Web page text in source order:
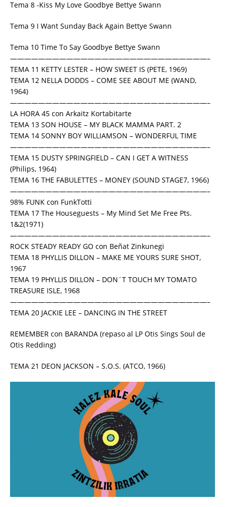
Tema 8 -Kiss My Love Goodbye Bettye Swann
Tema 9 I Want Sunday Back Again Bettye Swann
Tema 10 Time To Say Goodbye Bettye Swann
————————————————————————————–
TEMA 11 KETTY LESTER – HOW SWEET IS (PETE, 1969)
TEMA 12 NELLA DODDS – COME SEE ABOUT ME (WAND,
1964)
————————————————————————————–
LA HORA 45 con Arkaitz Kortabitarte
TEMA 13 SON HOUSE – MY BLACK MAMMA PART. 2
TEMA 14 SONNY BOY WILLIAMSON – WONDERFUL TIME
————————————————————————————–
TEMA 15 DUSTY SPRINGFIELD – CAN I GET A WITNESS
(Philips, 1964)
TEMA 16 THE FABULETTES – MONEY (SOUND STAGE7, 1966)
————————————————————————————–
98% FUNK con FunkTotti
TEMA 17 The Houseguests – My Mind Set Me Free Pts.
1&2(1971)
————————————————————————————–
ROCK STEADY READY GO con Beñat Zinkunegi
TEMA 18 PHYLLIS DILLON – MAKE ME YOURS SURE SHOT,
1967
TEMA 19 PHYLLIS DILLON – DON´T TOUCH MY TOMATO
TREASURE ISLE, 1968
————————————————————————————–
TEMA 20 JACKIE LEE – DANCING IN THE STREET
REMEMBER con BARANDA (repaso al LP Otis Sings Soul de
Otis Redding)
TEMA 21 DEON JACKSON – S.O.S. (ATCO, 1966)